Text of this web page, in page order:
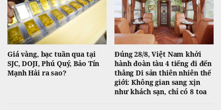
Giá vàng, bạc tuần qua tại
SJC, DOJI, Phú Quý, Bảo Tín
Mạnh Hải ra sao?
Đúng 28/8, Việt Nam khởi
hành đoàn tàu 4 tiếng đi đến
thẳng Di sản thiên nhiên thế
giới: Không gian sang xịn
như khách sạn, chỉ có 8 toa